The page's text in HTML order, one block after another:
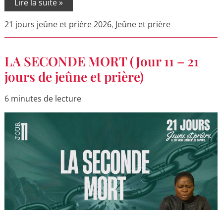
Lire la suite »
21 jours jeûne et prière 2026, Jeûne et prière
LA SECONDE MORT (Jour 11 – 21
jours de jeûne et prière)
6 minutes de lecture
LA
SECONDE
MORT
(Jour
–
21
jours
de
jeûne
et
prière)